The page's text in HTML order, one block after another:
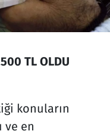
TL OLDU
konuların
ve en